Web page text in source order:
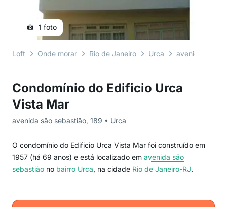
Condomínio do Edificio Urca
Vista Mar
avenida são sebastião, 189 • Urca
O condomínio do Edificio Urca Vista Mar foi construído em
1957 (há 69 anos) e está localizado em avenida são
sebastião no bairro Urca, na cidade Rio de Janeiro-RJ.
1 foto
Loft Onde morar Rio de Janeiro Urca avenida são